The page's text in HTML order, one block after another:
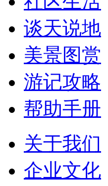
谈天说地
美景图赏
游记攻略
帮助手册
关于我们
企业文化